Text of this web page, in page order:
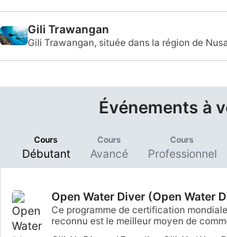
Gili Trawangan
Gili Trawangan, située dans la région de
Événements à
Cours
Débutant
Cours
Avancé
Cours
Professionnel
Open Water Diver (Open Water
Ce programme de certification
reconnu est le meilleur moyen de